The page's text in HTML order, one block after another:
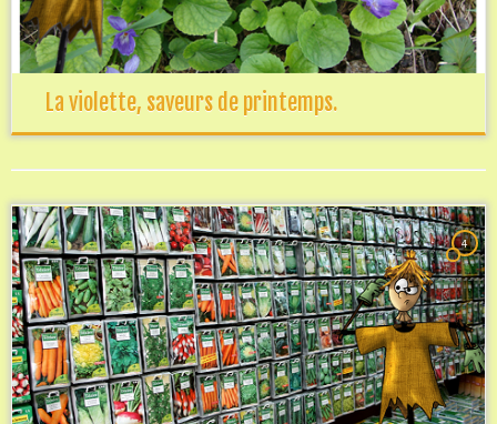
La violette, saveurs de printemps.
4